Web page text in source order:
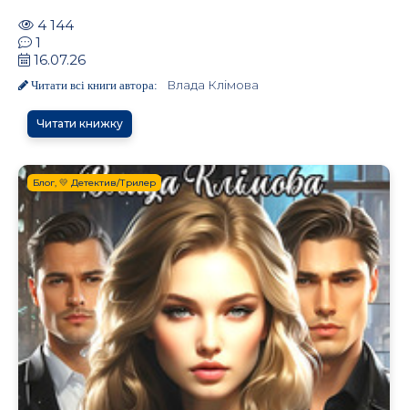
4 144
1
16.07.26
Читати всі книги автора: Влада Клімова
Читати книжку
Блог, 💛 Детектив/Трилер